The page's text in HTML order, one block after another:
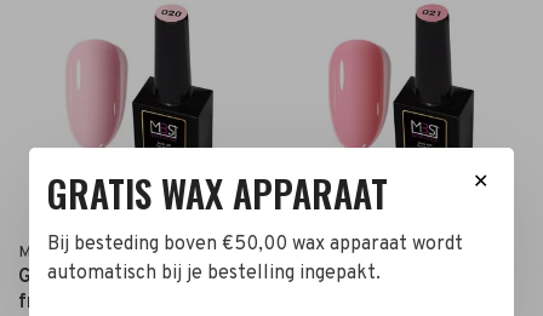
Mega Beauty Shop®
Gel polish PRO 15ml. TPO
free (020)
Mega Beauty Shop®
Gel polish PRO 15ml. TPO
✕
GRATIS WAX APPARAAT
Bij besteding boven €50,00 wax apparaat wordt
automatisch bij je bestelling ingepakt.